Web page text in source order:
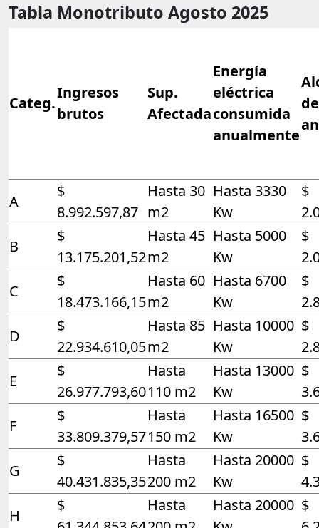
Tabla Monotributo Agosto 2025
Categ.
Ingresos
brutos
Sup.
Afectada
Energía
eléctrica
consumida
anualmente
A
$
8.992.597,87
Hasta 30
m2
Hasta 3330
Kw
$
B
$
13.175.201,52
Hasta 45
m2
Hasta 5000
Kw
$
C
$
18.473.166,15
Hasta 60
m2
Hasta 6700
Kw
$
D
$
22.934.610,05
Hasta 85
m2
Hasta 10000
Kw
$
E
$
26.977.793,60
Hasta
110 m2
Hasta 13000
Kw
$
F
$
33.809.379,57
Hasta
150 m2
Hasta 16500
Kw
$
G
$
40.431.835,35
Hasta
200 m2
Hasta 20000
Kw
$
H
$
Hasta
Hasta 20000 $